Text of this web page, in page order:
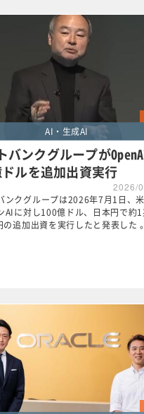
AI・生成AI
バンクグループが
ルを追加出資実行
2026/
ンクグループは2026年7月1日、
AIに対し100億ドル、日本円で約
の追加出資を実行したと発表した